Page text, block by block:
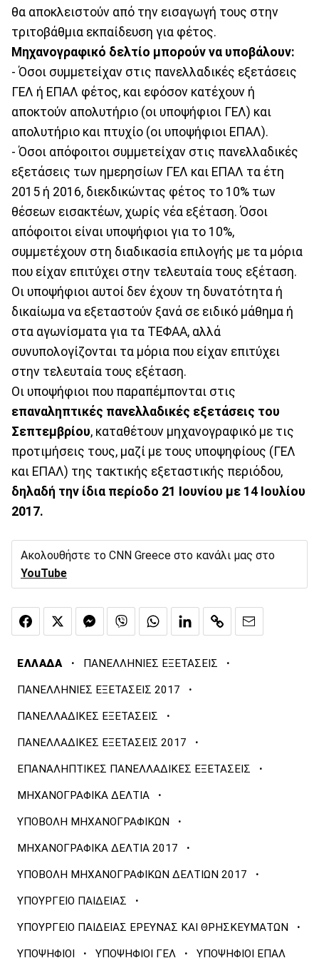
θα αποκλειστούν από την εισαγωγή τους στην
τριτοβάθμια εκπαίδευση για φέτος.
Μηχανογραφικό δελτίο μπορούν να υποβάλουν:
- Όσοι συμμετείχαν στις πανελλαδικές εξετάσεις
ΓΕΛ ή ΕΠΑΛ φέτος, και εφόσον κατέχουν ή
αποκτούν απολυτήριο (οι υποψήφιοι ΓΕΛ) και
απολυτήριο και πτυχίο (οι υποψήφιοι ΕΠΑΛ).
- Όσοι απόφοιτοι συμμετείχαν στις πανελλαδικές
εξετάσεις των ημερησίων ΓΕΛ και ΕΠΑΛ τα έτη
2015 ή 2016, διεκδικώντας φέτος το 10% των
θέσεων εισακτέων, χωρίς νέα εξέταση. Όσοι
απόφοιτοι είναι υποψήφιοι για το 10%,
συμμετέχουν στη διαδικασία επιλογής με τα μόρια
που είχαν επιτύχει στην τελευταία τους εξέταση.
Οι υποψήφιοι αυτοί δεν έχουν τη δυνατότητα ή
δικαίωμα να εξεταστούν ξανά σε ειδικό μάθημα ή
στα αγωνίσματα για τα ΤΕΦΑΑ, αλλά
συνυπολογίζονται τα μόρια που είχαν επιτύχει
στην τελευταία τους εξέταση.
Οι υποψήφιοι που παραπέμπονται στις
επαναληπτικές πανελλαδικές εξετάσεις του
Σεπτεμβρίου, καταθέτουν μηχανογραφικό με τις
προτιμήσεις τους, μαζί με τους υποψηφίους (ΓΕΛ
και ΕΠΑΛ) της τακτικής εξεταστικής περιόδου,
δηλαδή την ίδια περίοδο 21 Ιουνίου με 14 Ιουλίου
2017.
Ακολουθήστε το CNN Greece στο κανάλι μας στο
YouTube
ΕΛΛΑΔΑ · ΠΑΝΕΛΛΗΝΙΕΣ ΕΞΕΤΑΣΕΙΣ ·
ΠΑΝΕΛΛΗΝΙΕΣ ΕΞΕΤΑΣΕΙΣ 2017 ·
ΠΑΝΕΛΛΑΔΙΚΕΣ ΕΞΕΤΑΣΕΙΣ ·
ΠΑΝΕΛΛΑΔΙΚΕΣ ΕΞΕΤΑΣΕΙΣ 2017 ·
ΕΠΑΝΑΛΗΠΤΙΚΕΣ ΠΑΝΕΛΛΑΔΙΚΕΣ ΕΞΕΤΑΣΕΙΣ ·
ΜΗΧΑΝΟΓΡΑΦΙΚΑ ΔΕΛΤΙΑ ·
ΥΠΟΒΟΛΗ ΜΗΧΑΝΟΓΡΑΦΙΚΩΝ ·
ΜΗΧΑΝΟΓΡΑΦΙΚΑ ΔΕΛΤΙΑ 2017 ·
ΥΠΟΒΟΛΗ ΜΗΧΑΝΟΓΡΑΦΙΚΩΝ ΔΕΛΤΙΩΝ 2017 ·
ΥΠΟΥΡΓΕΙΟ ΠΑΙΔΕΙΑΣ ·
ΥΠΟΥΡΓΕΙΟ ΠΑΙΔΕΙΑΣ ΕΡΕΥΝΑΣ ΚΑΙ ΘΡΗΣΚΕΥΜΑΤΩΝ ·
ΥΠΟΨΗΦΙΟΙ · ΥΠΟΨΗΦΙΟΙ ΓΕΛ · ΥΠΟΨΗΦΙΟΙ ΕΠΑΛ